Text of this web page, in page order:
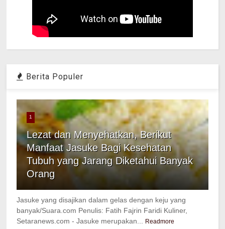
Berita Populer
1
Lezat dan Menyehatkan, Berikut
Manfaat Jasuke Bagi Kesehatan
Tubuh yang Jarang Diketahui Banyak
Orang
Jasuke yang disajikan dalam gelas dengan keju yang
banyak/Suara.com Penulis: Fatih Fajrin Faridi Kuliner,
Setaranews.com - Jasuke merupakan...
Readmore